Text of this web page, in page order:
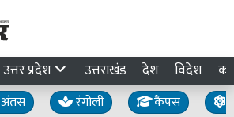
उत्तर प्रदेश उत्तराखंड देश विदेश
अंतस रंगोली कैंपस